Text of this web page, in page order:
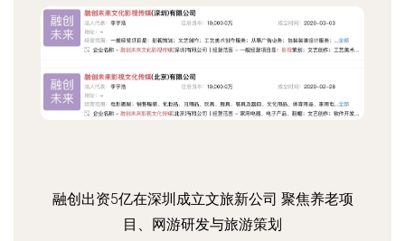
融创出资5亿在深圳成立文旅新公司 聚焦养老项
目、网游研发与旅游策划